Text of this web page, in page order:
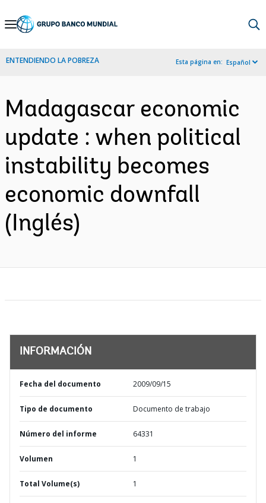
Skip
Navigation
ENTENDIENDO LA POBREZA Esta página en: Español
Madagascar economic
update : when political
instability becomes
economic downfall
(Inglés)
INFORMACIÓN
Fecha del documento 2009/09/15
Tipo de documento Documento de trabajo
Número del informe 64331
Volumen 1
Total Volume(s) 1